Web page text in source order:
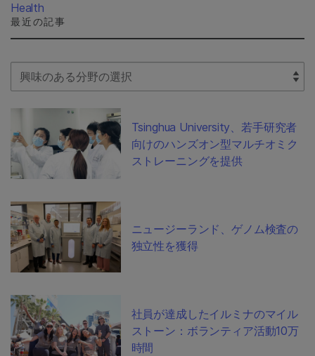
Health
最近の記事
Select Filter
Tsinghua University、若手研究者
向けのハンズオン型マルチオミク
ストレーニングを提供
ニュージーランド、ゲノム検査の
独立性を獲得
社員が達成したイルミナのマイル
ストーン：ボランティア活動10万
時間